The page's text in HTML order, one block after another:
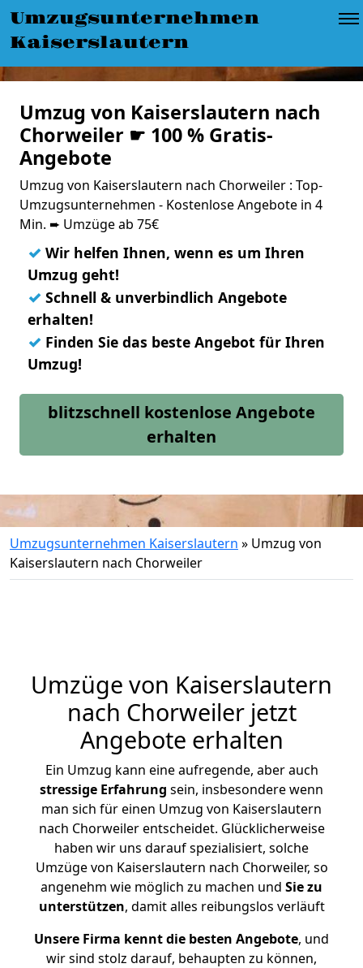
Umzugsunternehmen
Kaiserslautern
Umzug von Kaiserslautern nach
Chorweiler ☛ 100 % Gratis-
Angebote
Umzug von Kaiserslautern nach Chorweiler : Top-
Umzugsunternehmen - Kostenlose Angebote in 4
Min. ➨ Umzüge ab 75€
✓ Wir helfen Ihnen, wenn es um Ihren
Umzug geht!
✓ Schnell & unverbindlich Angebote
erhalten!
✓ Finden Sie das beste Angebot für Ihren
Umzug!
blitzschnell kostenlose Angebote
erhalten
Umzugsunternehmen Kaiserslautern » Umzug von
Kaiserslautern nach Chorweiler
Umzüge von Kaiserslautern
nach Chorweiler jetzt
Angebote erhalten
Ein Umzug kann eine aufregende, aber auch
stressige Erfahrung sein, insbesondere wenn
man sich für einen Umzug von Kaiserslautern
nach Chorweiler entscheidet. Glücklicherweise
haben wir uns darauf spezialisiert, solche
Umzüge von Kaiserslautern nach Chorweiler, so
angenehm wie möglich zu machen und Sie zu
unterstützen, damit alles reibungslos verläuft
Unsere Firma kennt die besten Angebote, und
wir sind stolz darauf, behaupten zu können,